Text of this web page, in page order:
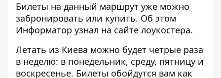
Билеты на данный маршрут уже можно
забронировать или купить. Об этом
Информатор узнал на сайте лоукостера.
Летать из Киева можно будет четрые раза
в неделю: в понедельник, среду, пятницу и
воскресенье. Билеты обойдутся вам как